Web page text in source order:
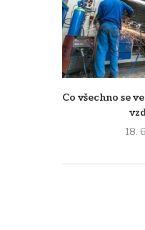
Co všechno se
18.